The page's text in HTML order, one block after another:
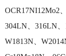
OCR17NI12Mo2
304LN、316LN、
W1813N、